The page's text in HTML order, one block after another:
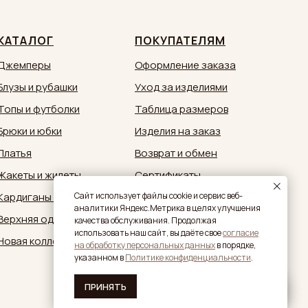
Caйт иcпoльзуeт фaйлы cookie и cepвиc вeб-
aнaлитики Яндeкc.Мeтpикa в целях улучшения
качества обслуживания. Продолжая
использовать наш сайт, вы дaётe своесогласие
нa oбpaбoтку пepcoнaльныx дaнныxв пopядкe,
укaзaннoм вПолитике конфиденциальности.
ПРИНЯТЬ
и рубашки
и футболки
и юбки
и жилеты
и кимоно
одежда
коллекция
ПОКУПАТЕЛЯМ
Оформление заказа
Уход за изделиями
Таблица размеров
Изделия на заказ
Возврат и обмен
Сертификаты
Документы
Обратная связь:
zakaz@sestrymamutiny.ru